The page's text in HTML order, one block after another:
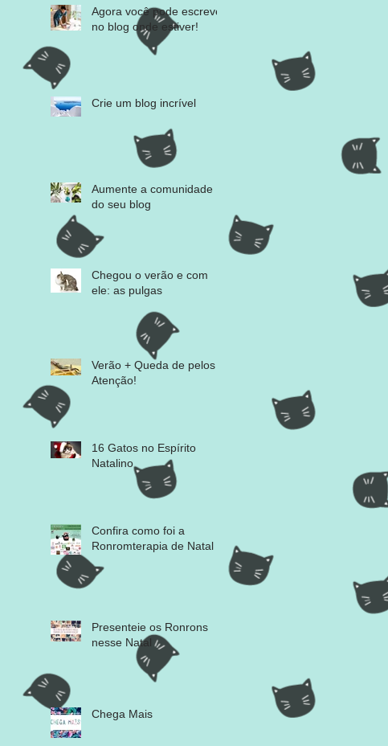
Agora você pode escrever
no blog onde estiver!
Crie um blog incrível
Aumente a comunidade
do seu blog
Chegou o verão e com
ele: as pulgas
Verão + Queda de pelos =
Atenção!
16 Gatos no Espírito
Natalino
Confira como foi a
Ronromterapia de Natal
Presenteie os Ronrons
nesse Natal
Chega Mais